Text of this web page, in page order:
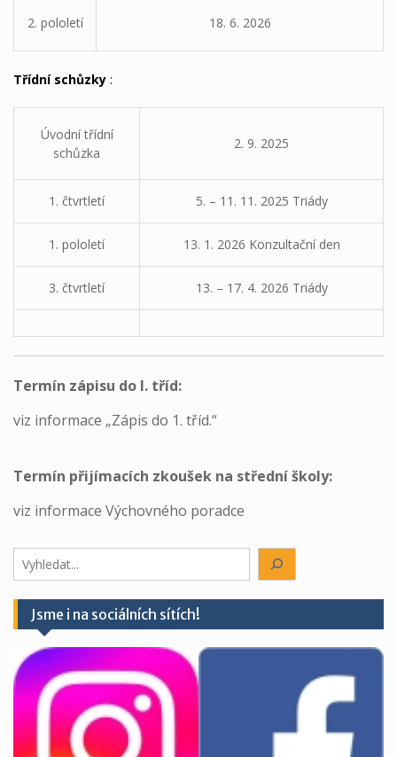
2. pololetí 18. 6. 2026
Třídní schůzky :
Úvodní třídní
schůzka
2. 9. 2025
1. čtvrtletí 5. – 11. 11. 2025 Triády
1. pololetí 13. 1. 2026 Konzultační den
3. čtvrtletí 13. – 17. 4. 2026 Triády
Termín zápisu do I. tříd:
viz informace „Zápis do 1. tříd.“
Termín přijímacích zkoušek na střední školy:
viz informace Výchovného poradce
Hledáte
něco?
Jsme i na sociálních sítích!